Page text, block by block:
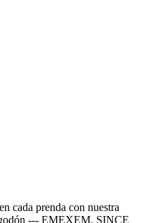
cada prenda con nuestra
--- EMEXEM. SINCE